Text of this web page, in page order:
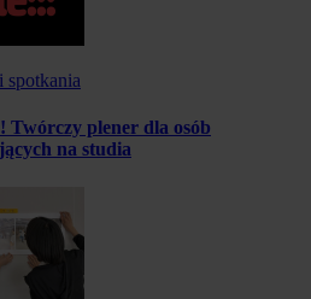
spotkania
Twórczy plener dla osób
na studia